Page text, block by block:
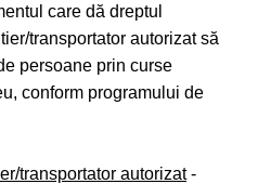
care dă dreptul
transportator autorizat să
persoane prin curse
conform programului de
transportator autorizat-